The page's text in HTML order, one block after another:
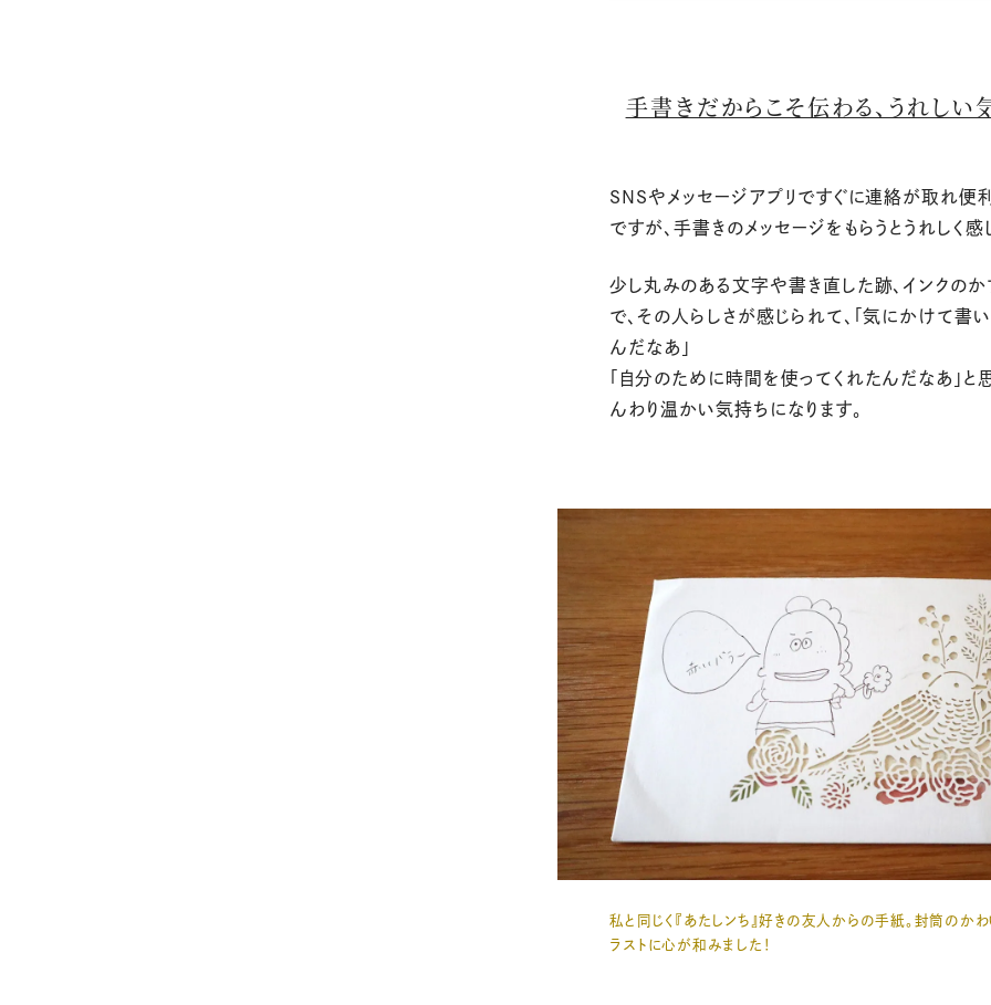
手書きだからこそ伝わる、うれしい
SNSやメッセージアプリですぐに連絡が取れ便
ですが、手書きのメッセージをもらうとうれしく感
少し丸みのある文字や書き直した跡、インクのか
で、その人らしさが感じられて、「気にかけて書
んだなあ」
「自分のために時間を使ってくれたんだなあ」と思
んわり温かい気持ちになります。
私と同じく『あたしンち』好きの友人からの手紙。封筒のか
ラストに心が和みました！